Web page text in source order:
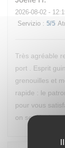
2026-08-02 -
Servizio : 5/5
Très agréable
port . Esprit
grenouilles et
rapide : le
pour vous
on se démène